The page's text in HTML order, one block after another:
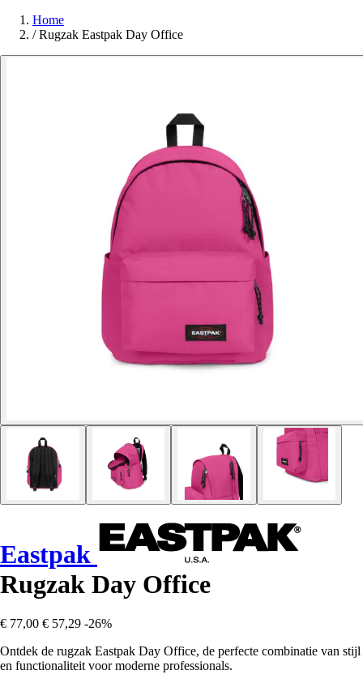
Home
/ Rugzak Eastpak Day Office
Eastpak
Rugzak Day Office
€ 77,00 € 57,29 -26%
Ontdek de rugzak Eastpak Day Office, de perfecte combinatie van stijl
en functionaliteit voor moderne professionals.